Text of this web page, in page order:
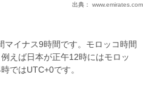
出典： www.emirates.com
マイナス9時間です。モロッコ時間
えば日本が正午12時にはモロッ
ではUTC+0です。